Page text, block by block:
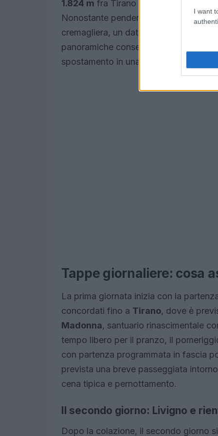
I want
1.824 m fra Tirano e l’Ospizio Bernina
Nonostante pendenze ripide, la
cremagliera, un dato che sottolinea
panoramiche consentono di
spostamento in una vera e propria
Tappe giornaliere: cosa
La prima giornata inizia con la
concordati fino a Tirano, dove è
Madonna, santuario rinascimentale
tempo libero per il pranzo, il
con partenza programmata in fascia
prevista una breve passeggiata
cena tipica e pernottamento.
Il secondo giorno: Livigno e
Dopo la colazione, il secondo giorno